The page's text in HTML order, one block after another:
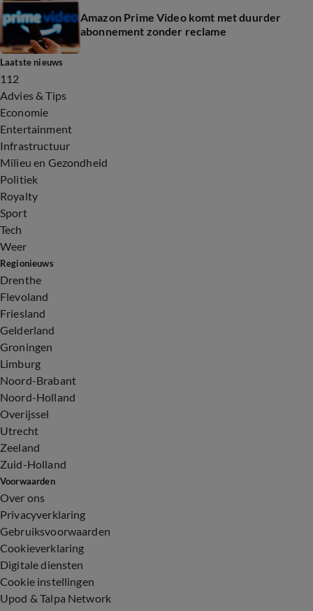
Amazon Prime Video komt met duurder
abonnement zonder reclame
Laatste nieuws
112
Advies & Tips
Economie
Entertainment
Infrastructuur
Milieu en Gezondheid
Politiek
Royalty
Sport
Tech
Weer
Regionieuws
Drenthe
Flevoland
Friesland
Gelderland
Groningen
Limburg
Noord-Brabant
Noord-Holland
Overijssel
Utrecht
Zeeland
Zuid-Holland
Voorwaarden
Over ons
Privacyverklaring
Gebruiksvoorwaarden
Cookieverklaring
Digitale diensten
Cookie instellingen
Upod & Talpa Network